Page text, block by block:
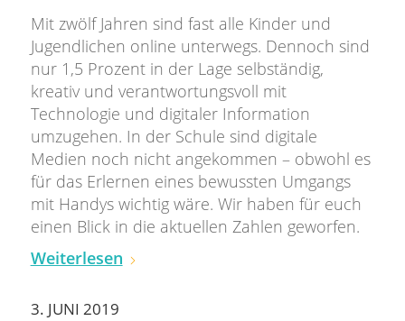
Mit zwölf Jahren sind fast alle Kinder und
Jugendlichen online unterwegs. Dennoch sind
nur 1,5 Prozent in der Lage selbständig,
kreativ und verantwortungsvoll mit
Technologie und digitaler Information
umzugehen. In der Schule sind digitale
Medien noch nicht angekommen – obwohl es
für das Erlernen eines bewussten Umgangs
mit Handys wichtig wäre. Wir haben für euch
einen Blick in die aktuellen Zahlen geworfen.
Weiterlesen
3. JUNI 2019